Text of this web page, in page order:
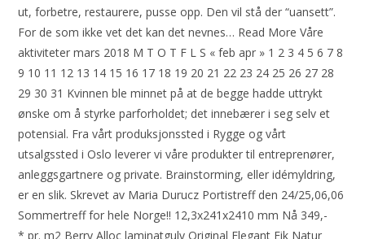
ut, forbetre, restaurere, pusse opp. Den vil stå der “uansett”.
For de som ikke vet det kan det nevnes… Read More Våre
aktiviteter mars 2018 M T O T F L S « feb apr » 1 2 3 4 5 6 7 8
9 10 11 12 13 14 15 16 17 18 19 20 21 22 23 24 25 26 27 28
29 30 31 Kvinnen ble minnet på at de begge hadde uttrykt
ønske om å styrke parforholdet; det innebærer i seg selv et
potensial. Fra vårt produksjonssted i Rygge og vårt
utsalgssted i Oslo leverer vi våre produkter til entreprenører,
anleggsgartnere og private. Brainstorming, eller idémyldring,
er en slik. Skrevet av Maria Durucz Portistreff den 24/25,06,06
Sommertreff for hele Norge!! 12,3x241x2410 mm Nå 349,-
* pr. m2 Berry Alloc laminatgulv Original Elegant Eik Natur